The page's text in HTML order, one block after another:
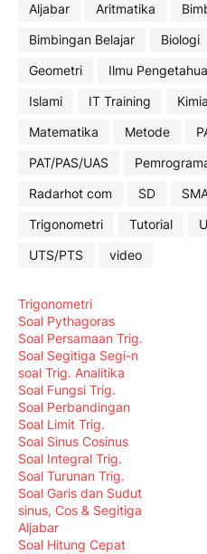
Aljabar Aritmatika
Bimbingan Belajar
Biologi
Geometri
Ilmu
Islami
IT Training Kimia
Matematika
Metode
PAT/PAS/UAS
Radarhot com
SD
Trigonometri
Tutorial
UTS/PTS
video
Trigonometri
Soal Pythagoras
Soal Persamaan Trig.
Soal Segitiga Segi-n
soal Trig. Analitika
Soal Fungsi Trig.
Soal Perbandingan
Soal Limit Trig.
Soal Sinus Cosinus
Soal Integral Trig.
Soal Turunan Trig.
Soal Garis dan Sudut
sinus, Cos & Segitiga
Aljabar
Soal Hitung Cepat